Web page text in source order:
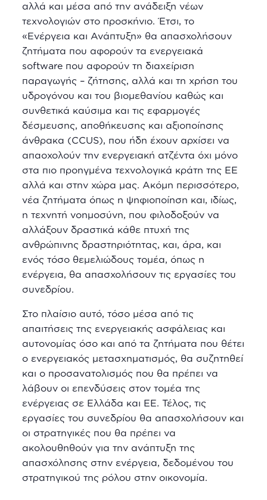
αλλά και μέσα από την ανάδειξη νέων
τεχνολογιών στο προσκήνιο. Έτσι, το
«Ενέργεια και Ανάπτυξη» θα απασχολήσουν
ζητήματα που αφορούν τα ενεργειακά
software που αφορούν τη διαχείριση
παραγωγής – ζήτησης, αλλά και τη χρήση του
υδρογόνου και του βιομεθανίου καθώς και
συνθετικά καύσιμα και τις εφαρμογές
δέσμευσης, αποθήκευσης και αξιοποίησης
άνθρακα (CCUS), που ήδη έχουν αρχίσει να
απαοχολούν την ενεργειακή ατζέντα όχι μόνο
στα πιο προηγμένα τεχνολογικά κράτη της ΕΕ
αλλά και στην χώρα μας. Ακόμη περισσότερο,
νέα ζητήματα όπως η ψηφιοποίηση και, ιδίως,
η τεχνητή νοημοσύνη, που φιλοδοξούν να
αλλάξουν δραστικά κάθε πτυχή της
ανθρώπινης δραστηριότητας, και, άρα, και
ενός τόσο θεμελιώδους τομέα, όπως η
ενέργεια, θα απασχολήσουν τις εργασίες του
συνεδρίου.
Στο πλαίσιο αυτό, τόσο μέσα από τις
απαιτήσεις της ενεργειακής ασφάλειας και
αυτονομίας όσο και από τα ζητήματα που θέτει
ο ενεργειακός μετασχηματισμός, θα συζητηθεί
και ο προσανατολισμός που θα πρέπει να
λάβουν οι επενδύσεις στον τομέα της
ενέργειας σε Ελλάδα και ΕΕ. Τέλος, τις
εργασίες του συνεδρίου θα απασχολήσουν και
οι στρατηγικές που θα πρέπει να
ακολουθηθούν για την ανάπτυξη της
απασχόλησης στην ενέργεια, δεδομένου του
στρατηγικού της ρόλου στην οικονομία.